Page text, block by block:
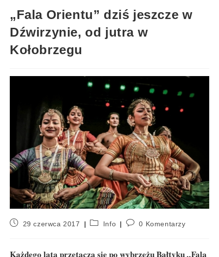
„Fala Orientu” dziś jeszcze w
Dźwirzynie, od jutra w
Kołobrzegu
29 czerwca 2017 Info 0 Komentarzy
Każdego lata przetacza się po wybrzeżu Bałtyku „Fala